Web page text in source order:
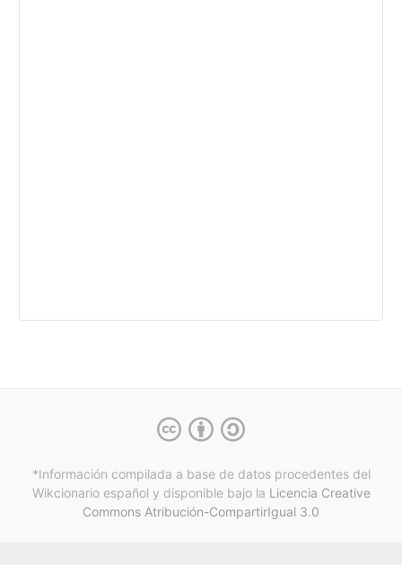
*Información compilada a base de datos procedentes del
Wikcionario español y disponible bajo la Licencia Creative
Commons Atribución-CompartirIgual 3.0